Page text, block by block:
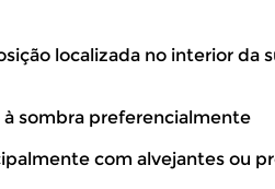
este produto
até 07 dias corridos, após o
seu produto esteja sem uso.
localizada no interior
à sombra preferencialmente
com alvejantes ou